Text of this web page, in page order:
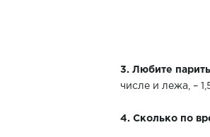
3. Любите
числе и лежа, –
4. Сколько по